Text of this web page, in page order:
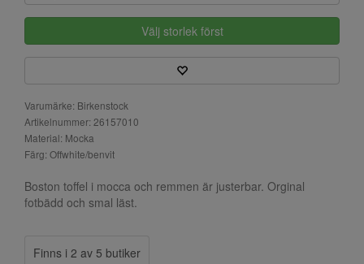
Välj storlek först
Varumärke: Birkenstock
Artikelnummer: 26157010
Material: Mocka
Färg: Offwhite/benvit
Boston toffel i mocca och remmen är justerbar. Orginal
fotbädd och smal läst.
Finns i 2 av 5 butiker